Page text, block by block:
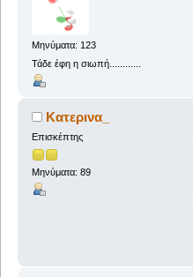
Μηνύματα: 123
Τάδε έφη η σιωπή............
Κατερινα_
Επισκέπτης
Μηνύματα: 89